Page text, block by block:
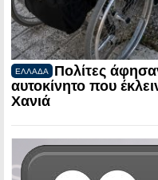
ΕΛΛΑΔΑ
Πολίτες
αυτοκίνητο που
Χανιά